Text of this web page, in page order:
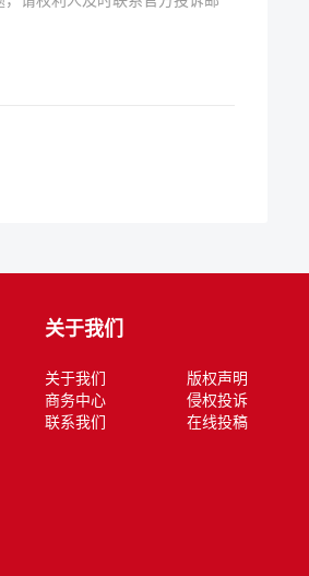
关于我们
关于我们
版权声明
商务中心
侵权投诉
联系我们
在线投稿